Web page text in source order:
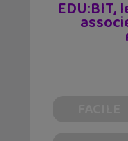
EDU:BIT,